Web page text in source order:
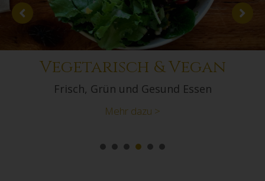
Vegetarisch & Vegan
Frisch, Grün und Gesund Essen
Mehr dazu >